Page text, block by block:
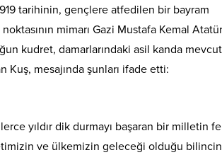
tarihinin, gençlere atfedilen bir bayram
mimarı Gazi Mustafa Kemal
kudret, damarlarındaki asil kanda
mesajında şunları ifade etti:
yıldır dik durmayı başaran bir milletin
ve ülkemizin geleceği olduğu